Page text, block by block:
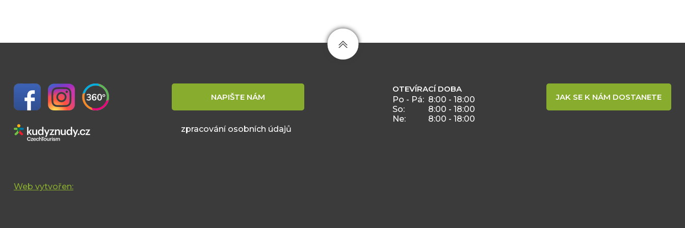
NAPIŠTE NÁM
zpracování osobních údajů
OTEVÍRACÍ DOBA
Po - Pá: 8:00 - 18:00
So:
8:00 - 18:00
Ne:
8:00 - 18:00
JAK SE K NÁM DOSTANETE
Web vytvořen: